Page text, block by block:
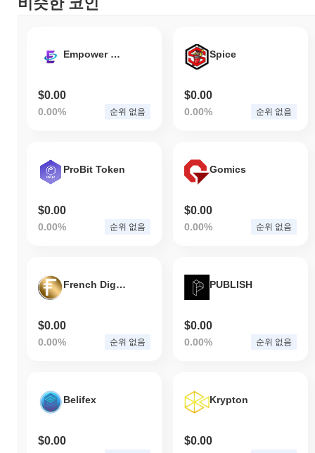
Empower Network
$0.00
0.00% 순위 없음
Spice
$0.00
0.00% 순위 없음
ProBit Token
$0.00
0.00% 순위 없음
Gomics
$0.00
0.00% 순위 없음
French Digital Reserve
$0.00
0.00% 순위 없음
PUBLISH
$0.00
0.00% 순위 없음
Belifex
$0.00
Krypton
$0.00